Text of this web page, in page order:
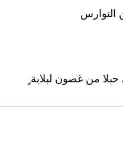
النوارس
حبلا من غصون لبلابة